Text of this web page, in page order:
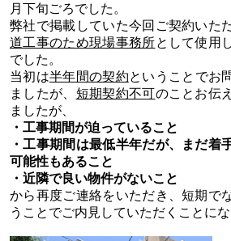
月下旬ごろでした。
弊社で掲載していた今回ご契約いた
道工事のため現場事務所として使用
でした。
当初は半年間の契約ということでお
ましたが、 短期契約不可のことお伝
ましたが、
・工事期間が迫っていること
・工事期間は最低半年だが、まだ着
可能性もあること
・近隣で良い物件がないこと
から再度ご連絡をいただき、短期で
うことでご内見していただくことにな